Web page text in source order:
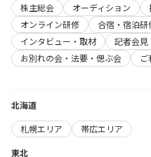
株主総会
オーディション
オンライン研修
合宿・宿泊研
インタビュー・取材
記者会見
お別れの会・法要・偲ぶ会
北海道
札幌エリア
帯広エリア
東北